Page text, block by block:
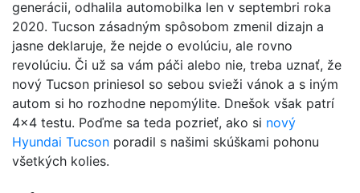
generácii, odhalila automobilka len v septembri roka
2020. Tucson zásadným spôsobom zmenil dizajn a
jasne deklaruje, že nejde o evolúciu, ale rovno
revolúciu. Či už sa vám páči alebo nie, treba uznať, že
nový Tucson priniesol so sebou svieži vánok a s iným
autom si ho rozhodne nepomýlite. Dnešok však patrí
4x4 testu. Poďme sa teda pozrieť, ako si nový
Hyundai Tucson poradil s našimi skúškami pohonu
všetkých kolies.